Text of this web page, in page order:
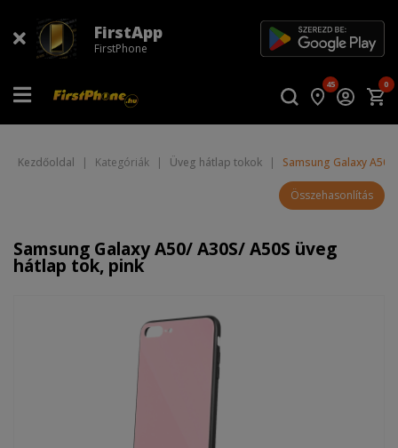
FirstApp
FirstPhone
45 0
Kezdőoldal | Kategóriák | Üveg hátlap tokok | Samsung Galaxy
Összehasonlítás
Samsung Galaxy A50/ A30S/ A50S üveg
hátlap tok, pink